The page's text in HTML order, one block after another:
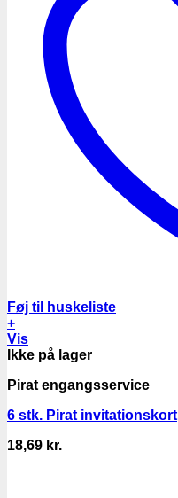
Føj til huskeliste
+
Vis
Ikke på lager
Pirat engangsservice
6 stk. Pirat invitationskort
18,69 kr.